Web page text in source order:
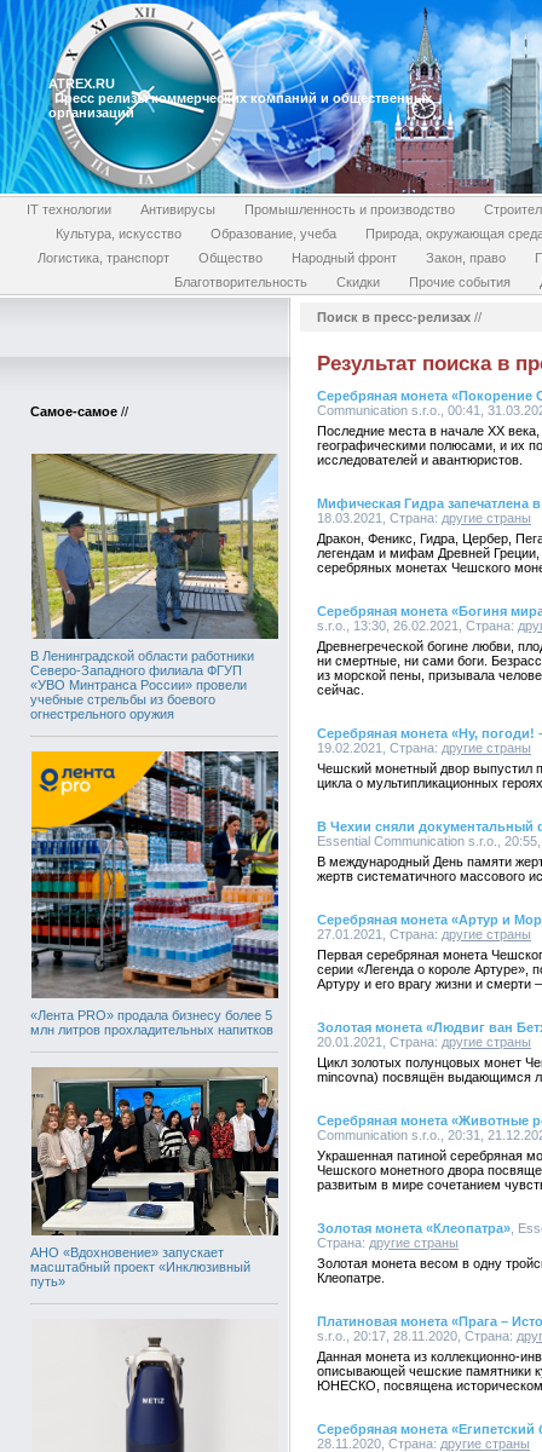
ATREX.RU
Пресс релизы коммерческих компаний и общественных
организаций
IT технологии Антивирусы Промышленность и производство
Культура, искусство
Образование, учеба
Природа, окружающая
Логистика, транспорт
Общество Народный фронт Закон, право
Благотворительность
Скидки Прочие события
Самое-самое //
В Ленинградской области работники
Северо-Западного филиала ФГУП
«УВО Минтранса России» провели
учебные стрельбы из боевого
огнестрельного оружия
«Лента PRO» продала бизнесу более 5
млн литров прохладительных напитков
АНО «Вдохновение» запускает
масштабный проект «Инклюзивный
путь»
Поиск в пресс-релизах //
Результат поиска в
Серебряная монета «Покорение
Communication s.r.o., 00:41,
Последние места в начале XX
географическими полюсами, и их
исследователей и авантюристов.
Мифическая Гидра запечатлена в
18.03.2021, Страна: другие страны
Дракон, Феникс, Гидра, Цербер,
легендам и мифам Древней
серебряных монетах Чешского
Серебряная монета «Богиня
s.r.o., 13:30, 26.02.2021, Страна:
Древнегреческой богине любви,
ни смертные, ни сами боги.
из морской пены, призывала
сейчас.
Серебряная монета «Ну, погоди!
19.02.2021, Страна: другие страны
Чешский монетный двор выпустил
цикла о мультипликационных
В Чехии сняли документальный
Essential Communication s.r.o.,
В международный День памяти
жертв систематичного массового
Серебряная монета «Артур и
27.01.2021, Страна: другие страны
Первая серебряная монета
серии «Легенда о короле Артуре»,
Артуру и его врагу жизни и смерти
Золотая монета «Людвиг ван
20.01.2021, Страна: другие страны
Цикл золотых полунцовых монет
mincovna) посвящён выдающимся
Серебряная монета «Животные
Communication s.r.o., 20:31,
Украшенная патиной серебряная
Чешского монетного двора
развитым в мире сочетанием
Золотая монета «Клеопатра» ,
Страна: другие страны
Золотая монета весом в одну
Клеопатре.
Платиновая монета «Прага –
s.r.o., 20:17, 28.11.2020, Страна:
Данная монета из коллекционно-
описывающей чешские памятники
ЮНЕСКО, посвящена
Серебряная монета «Египетский
28.11.2020, Страна: другие страны